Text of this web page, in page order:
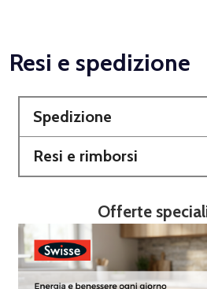
Resi e spedizione
Spedizione
Resi e rimborsi
Offerte